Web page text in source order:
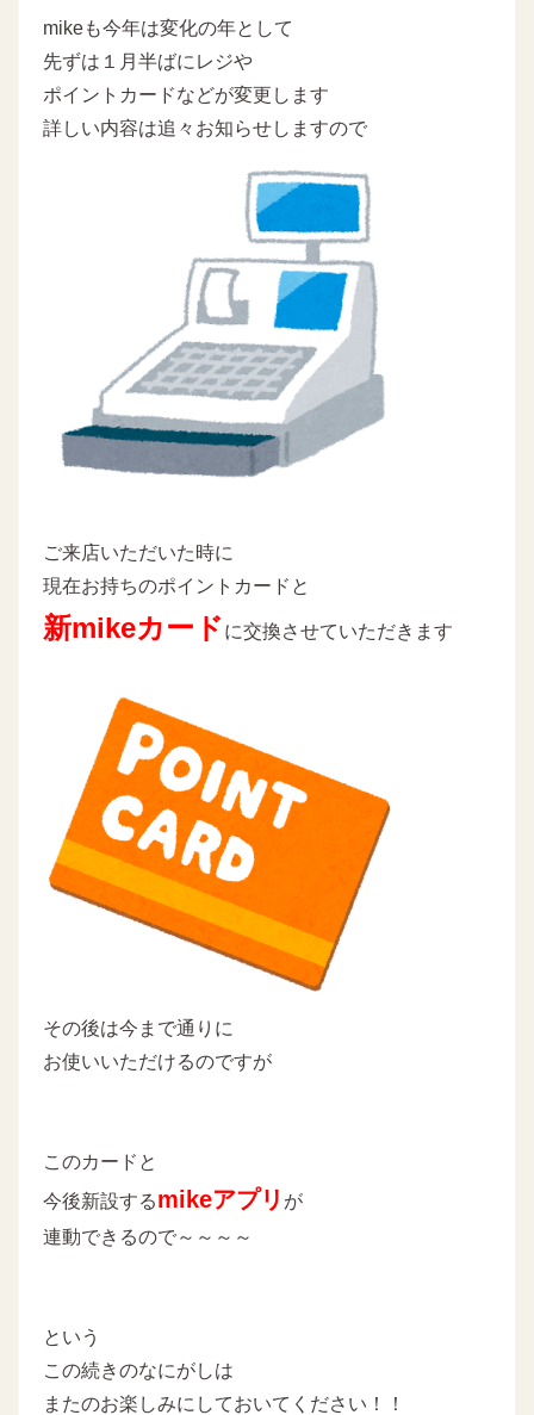
mikeも今年は変化の年として
先ずは１月半ばにレジや
ポイントカードなどが変更します
詳しい内容は追々お知らせしますので
ご来店いただいた時に
現在お持ちのポイントカードと
新mikeカード に交換させていただきます
その後は今まで通りに
お使いいただけるのですが
このカードと
今後新設するmikeアプリ が
連動できるので～～～～
という
この続きのなにがしは
またのお楽しみにしておいてください！！